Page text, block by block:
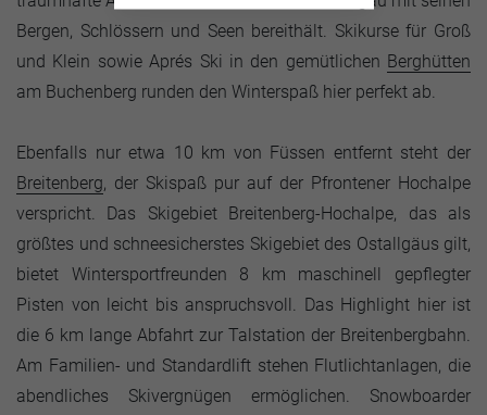
Bergen, Schlössern und Seen bereithält. Skikurse für Groß
und Klein sowie Aprés Ski in den gemütlichen Berghütten
am Buchenberg runden den Winterspaß hier perfekt ab.
Ebenfalls nur etwa 10 km von Füssen entfernt steht der
Breitenberg, der Skispaß pur auf der Pfrontener Hochalpe
verspricht. Das Skigebiet Breitenberg-Hochalpe, das als
größtes und schneesicherstes Skigebiet des Ostallgäus gilt,
bietet Wintersportfreunden 8 km maschinell gepflegter
Pisten von leicht bis anspruchsvoll. Das Highlight hier ist
die 6 km lange Abfahrt zur Talstation der Breitenbergbahn.
Am Familien- und Standardlift stehen Flutlichtanlagen, die
abendliches Skivergnügen ermöglichen. Snowboarder